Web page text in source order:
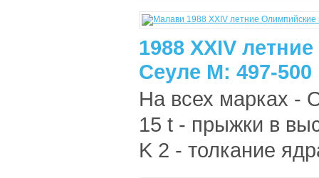
1988 XXIV
Сеуле М: 497-500
На всех марках -
15 t - прыжки в
K 2 - толкание